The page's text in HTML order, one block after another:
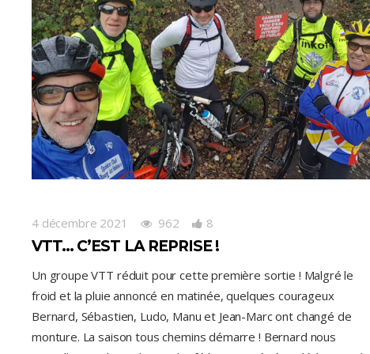
4 décembre 2021 962 8
VTT… C’EST LA REPRISE !
Un groupe VTT réduit pour cette première sortie ! Malgré le
froid et la pluie annoncé en matinée, quelques courageux
Bernard, Sébastien, Ludo, Manu et Jean-Marc ont changé de
monture. La saison tous chemins démarre ! Bernard nous